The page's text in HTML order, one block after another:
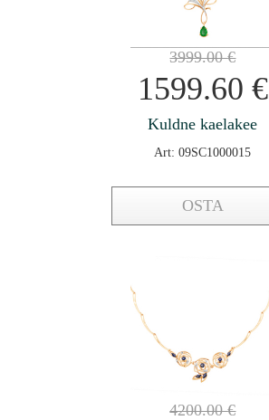
3999.00€
1599.60 €
Kuldne kaelakee
Art: 09SC1000015
OSTA
4200.00€